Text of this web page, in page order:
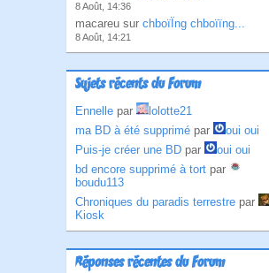
8 Août, 14:36
macareu sur chboïÏng chboïïng...
8 Août, 14:21
Sujets récents du Forum
Ennelle par
lolotte21
ma BD à été supprimé par
oui oui
Puis-je créer une BD par
oui oui
bd encore supprimé à tort par
boudu113
Chroniques du paradis terrestre par
Kiosk
Réponses récentes du Forum